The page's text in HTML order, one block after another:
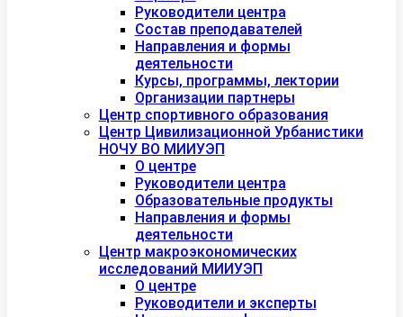
Руководители центра
Состав преподавателей
Направления и формы
деятельности
Курсы, программы, лектории
Организации партнеры
Центр спортивного образования
Центр Цивилизационной Урбанистики
НОЧУ ВО МИИУЭП
О центре
Руководители центра
Образовательные продукты
Направления и формы
деятельности
Центр макроэкономических
исследований МИИУЭП
О центре
Руководители и эксперты